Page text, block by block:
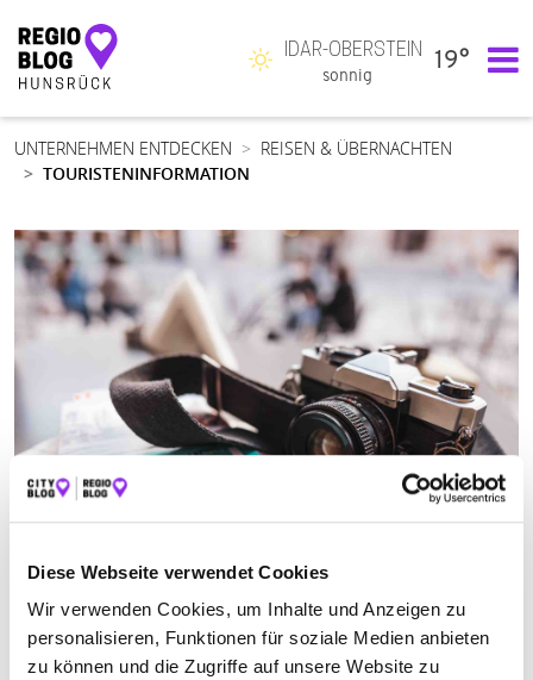
Diese Webseite verwendet Cookies
Wir verwenden Cookies, um Inhalte und Anzeigen zu
personalisieren, Funktionen für soziale Medien anbieten
zu können und die Zugriffe auf unsere Website zu
Hauptnavigation
IDAR-OBERSTEIN
sonnig
19°
UNTERNEHMEN ENTDECKEN
REISEN & ÜBERNACHTEN
TOURISTENINFORMATION
TOURISTENINFORMATION